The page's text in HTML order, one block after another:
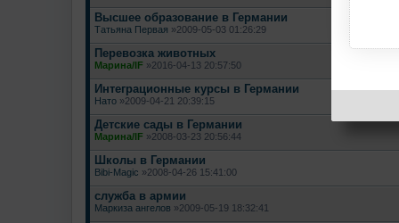
Высшее образование в Германии
Татьяна Первая »2009-05-03 01:26:29
Перевозка животных
Марина/IF »2016-04-13 20:57:50
Интеграционные курсы в Германии
Нато »2009-04-21 20:39:15
Детские сады в Германии
Марина/IF »2008-03-23 20:56:44
Школы в Германии
Bibi-Magic »2008-04-26 15:41:00
служба в армии
Маркиза ангелов »2009-05-19 18:32:41